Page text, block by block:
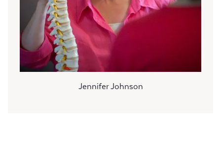
Jennifer Johnson